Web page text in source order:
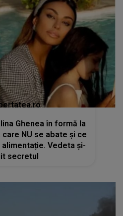
Ghenea în formă la
NU se abate și ce
Vedeta și-
secretul